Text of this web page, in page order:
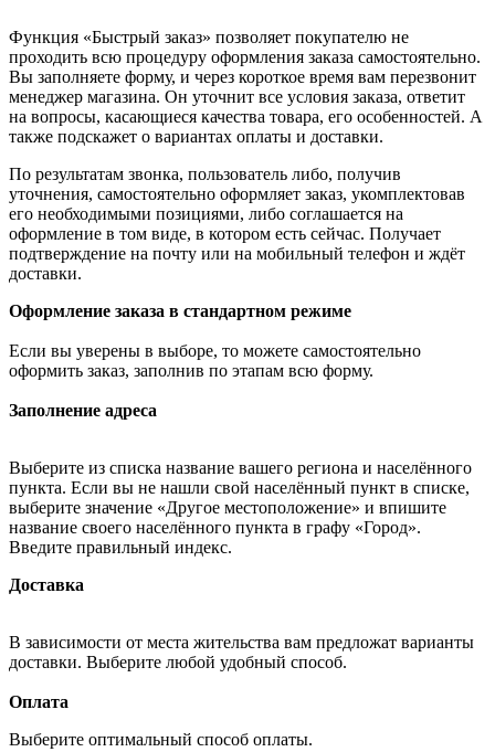
Функция «Быстрый заказ» позволяет покупателю не
проходить всю процедуру оформления заказа самостоятельно.
Вы заполняете форму, и через короткое время вам перезвонит
менеджер магазина. Он уточнит все условия заказа, ответит
на вопросы, касающиеся качества товара, его особенностей. А
также подскажет о вариантах оплаты и доставки.
По результатам звонка, пользователь либо, получив
уточнения, самостоятельно оформляет заказ, укомплектовав
его необходимыми позициями, либо соглашается на
оформление в том виде, в котором есть сейчас. Получает
подтверждение на почту или на мобильный телефон и ждёт
доставки.
Оформление заказа в стандартном режиме
Если вы уверены в выборе, то можете самостоятельно
оформить заказ, заполнив по этапам всю форму.
Заполнение адреса
Выберите из списка название вашего региона и населённого
пункта. Если вы не нашли свой населённый пункт в списке,
выберите значение «Другое местоположение» и впишите
название своего населённого пункта в графу «Город».
Введите правильный индекс.
Доставка
В зависимости от места жительства вам предложат варианты
доставки. Выберите любой удобный способ.
Оплата
Выберите оптимальный способ оплаты.